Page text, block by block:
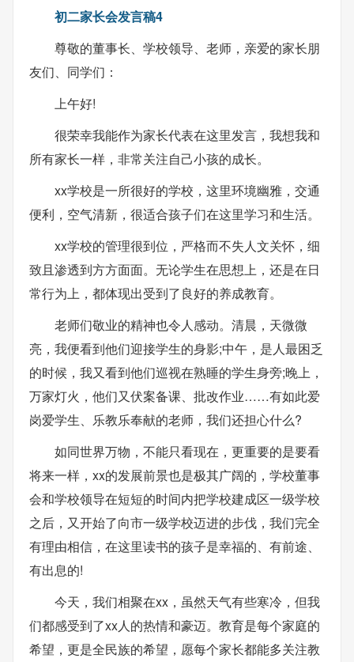
初二家长会发言稿4
尊敬的董事长、学校领导、老师，亲爱的家长朋
友们、同学们：
上午好!
很荣幸我能作为家长代表在这里发言，我想我和
所有家长一样，非常关注自己小孩的成长。
xx学校是一所很好的学校，这里环境幽雅，交通
便利，空气清新，很适合孩子们在这里学习和生活。
xx学校的管理很到位，严格而不失人文关怀，细
致且渗透到方方面面。无论学生在思想上，还是在日
常行为上，都体现出受到了良好的养成教育。
老师们敬业的精神也令人感动。清晨，天微微
亮，我便看到他们迎接学生的身影;中午，是人最困乏
的时候，我又看到他们巡视在熟睡的学生身旁;晚上，
万家灯火，他们又伏案备课、批改作业……有如此爱
岗爱学生、乐教乐奉献的老师，我们还担心什么?
如同世界万物，不能只看现在，更重要的是要看
将来一样，xx的发展前景也是极其广阔的，学校董事
会和学校领导在短短的时间内把学校建成区一级学校
之后，又开始了向市一级学校迈进的步伐，我们完全
有理由相信，在这里读书的孩子是幸福的、有前途、
有出息的!
今天，我们相聚在xx，虽然天气有些寒冷，但我
们都感受到了xx人的热情和豪迈。教育是每个家庭的
希望，更是全民族的希望，愿每个家长都能多关注教